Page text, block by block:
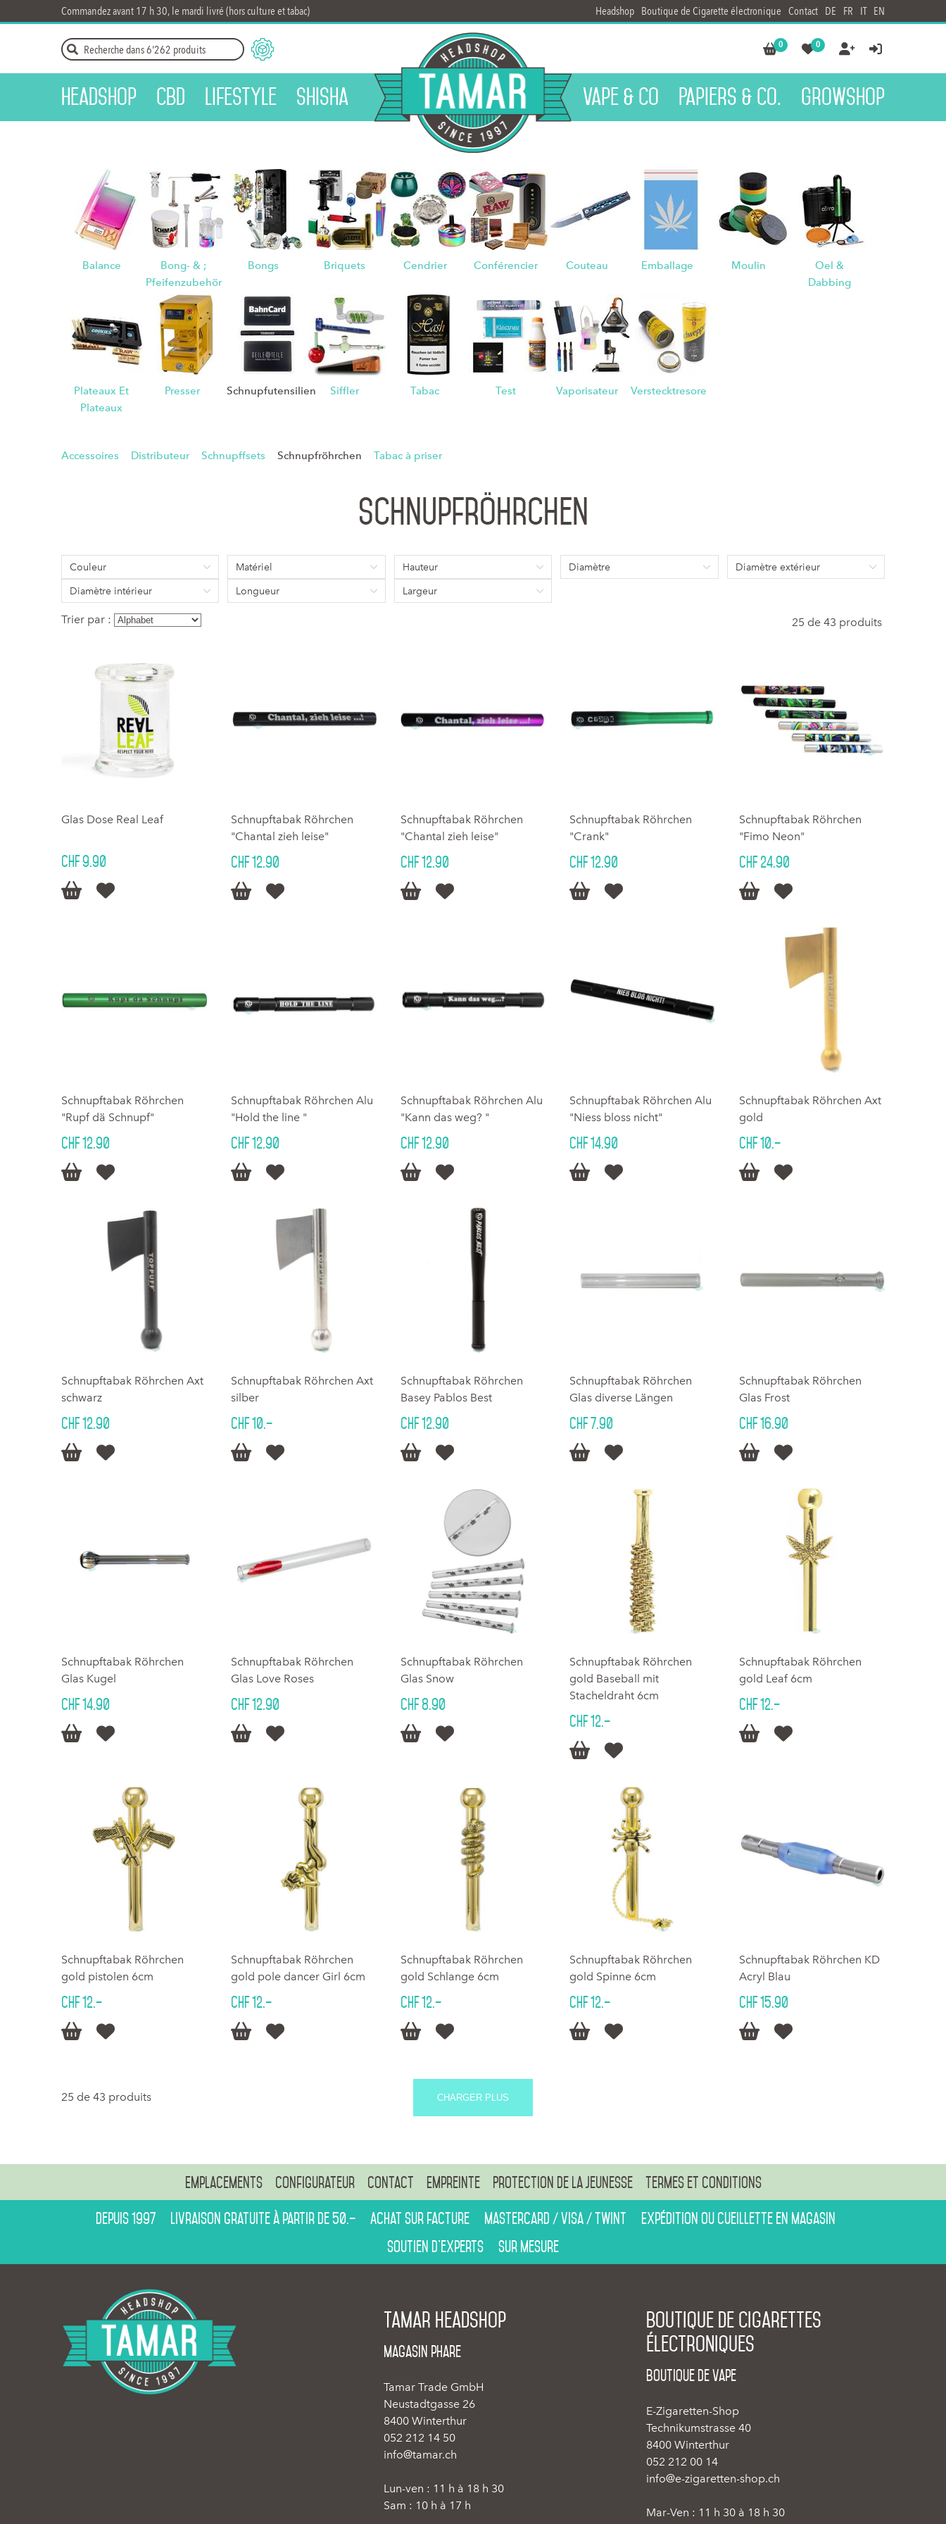
Commandez avant 17 h 30, le mardi livré (hors culture et tabac) Headshop Boutique de Cigarette électronique Contact DE FR IT EN
0 0  
Headshop CBD Lifestyle Shisha Vape & Co Papiers & Co. Growshop
Balance
Bong- & ;
Pfeifenzubehör
Bongs Briquets Cendrier Conférencier Couteau Emballage Moulin
Oel &
Dabbing
Plateaux Et
Plateaux
Presser Schnupfutensilien Siffler Tabac Test Vaporisateur Verstecktresore
Accessoires Distributeur Schnupffsets Schnupfröhrchen Tabac à priser
Schnupfröhrchen
Couleur Matériel Hauteur Diamètre
Diamètre extérieur
Diamètre intérieur
Longueur Largeur
Trier par : 25 de 43 produits
Glas Dose Real Leaf
CHF 9.90
 
Schnupftabak Röhrchen
"Chantal zieh leise"
CHF 12.90
 
Schnupftabak Röhrchen
"Chantal zieh leise"
CHF 12.90
 
Schnupftabak Röhrchen
"Crank"
CHF 12.90
 
Schnupftabak Röhrchen
"Fimo Neon"
CHF 24.90
 
Schnupftabak Röhrchen
"Rupf dä Schnupf"
CHF 12.90
 
Schnupftabak Röhrchen Alu
"Hold the line "
CHF 12.90
 
Schnupftabak Röhrchen Alu
"Kann das weg? "
CHF 12.90
 
Schnupftabak Röhrchen Alu
"Niess bloss nicht"
CHF 14.90
 
Schnupftabak Röhrchen Axt
gold
CHF 10.–
 
Schnupftabak Röhrchen Axt
schwarz
CHF 12.90
 
Schnupftabak Röhrchen Axt
silber
CHF 10.–
 
Schnupftabak Röhrchen
Basey Pablos Best
CHF 12.90
 
Schnupftabak Röhrchen
Glas diverse Längen
CHF 7.90
 
Schnupftabak Röhrchen
Glas Frost
CHF 16.90
 
Schnupftabak Röhrchen
Glas Kugel
CHF 14.90
 
Schnupftabak Röhrchen
Glas Love Roses
CHF 12.90
 
Schnupftabak Röhrchen
Glas Snow
CHF 8.90
 
Schnupftabak Röhrchen
gold Baseball mit
Stacheldraht 6cm
CHF 12.–
 
Schnupftabak Röhrchen
gold Leaf 6cm
CHF 12.–
 
Schnupftabak Röhrchen
gold pistolen 6cm
CHF 12.–
 
Schnupftabak Röhrchen
gold pole dancer Girl 6cm
CHF 12.–
 
Schnupftabak Röhrchen
gold Schlange 6cm
CHF 12.–
 
Schnupftabak Röhrchen
gold Spinne 6cm
CHF 12.–
 
Schnupftabak Röhrchen KD
Acryl Blau
CHF 15.90
 
25 de 43 produits CHARGER PLUS
Emplacements Configurateur Contact Empreinte Protection de la jeunesse Termes et conditions
Depuis 1997 Livraison gratuite à partir de 50.– Achat sur facture Mastercard / Visa / Twint
Expédition ou cueillette en magasin
Soutien d’experts
Sur mesure
Tamar Headshop
Magasin phare
Tamar Trade GmbH
Neustadtgasse 26
8400 Winterthur
052 212 14 50
info@tamar.ch
Lun-ven : 11 h à 18 h 30
Sam : 10 h à 17 h
Boutique de cigarettes
électroniques
Boutique de vape
E-Zigaretten-Shop
Technikumstrasse 40
8400 Winterthur
052 212 00 14
info@e-zigaretten-shop.ch
Mar-Ven : 11 h 30 à 18 h 30